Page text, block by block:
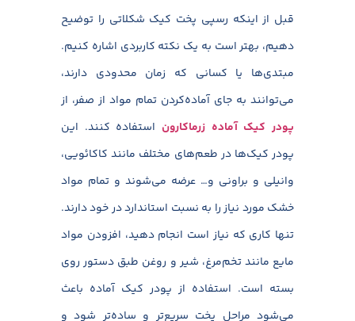
قبل از اینکه رسپی پخت کیک شکلاتی را توضیح
دهیم، بهتر است به یک نکته کاربردی اشاره کنیم.
مبتدی‌ها یا کسانی که زمان محدودی دارند،
می‌توانند به جای آماده‌کردن تمام مواد از صفر، از
پودر کیک آماده زرماکارون استفاده کنند. این
پودر کیک‌ها در طعم‌های مختلف مانند کاکائویی،
وانیلی و براونی و… عرضه می‌شوند و تمام مواد
خشک مورد نیاز را به نسبت استاندارد در خود دارند.
تنها کاری که نیاز است انجام دهید، افزودن مواد
مایع مانند تخم‌مرغ، شیر و روغن طبق دستور روی
بسته است. استفاده از پودر کیک آماده باعث
می‌شود مراحل پخت سریع‌تر و ساده‌تر شود و